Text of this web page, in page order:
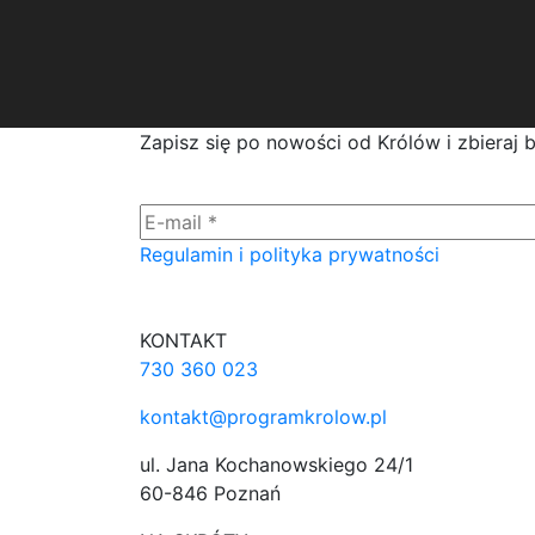
Zapisz się po nowości od Królów i zbieraj
Regulamin i polityka prywatności
KONTAKT
730 360 023
kontakt@programkrolow.pl
ul. Jana Kochanowskiego 24/1
60-846 Poznań